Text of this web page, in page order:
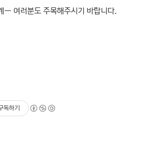
― 여러분도 주목해주시기 바랍니다.
독하기